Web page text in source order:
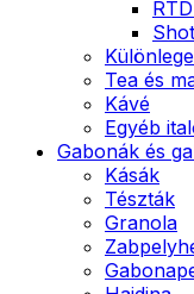
Tea és
Kávé
Egyéb
Gabonák és
Kásák
Tészták
Granola